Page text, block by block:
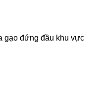
gạo đứng đầu khu vực